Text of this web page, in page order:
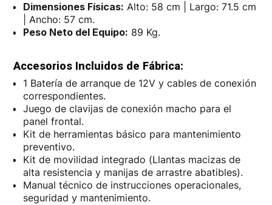
Dimensiones Físicas: Alto: 58 cm | Largo: 71.5 cm
| Ancho: 57 cm.
Peso Neto del Equipo: 89 Kg.
Accesorios Incluidos de Fábrica:
1 Batería de arranque de 12V y cables de conexión
correspondientes.
Juego de clavijas de conexión macho para el
panel frontal.
Kit de herramientas básico para mantenimiento
preventivo.
Kit de movilidad integrado (Llantas macizas de
alta resistencia y manijas de arrastre abatibles).
Manual técnico de instrucciones operacionales,
seguridad y mantenimiento.